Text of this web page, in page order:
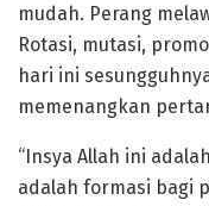
mudah. Perang
Rotasi, mutasi,
hari ini
memenangkan
“Insya Allah ini
adalah formasi bagi